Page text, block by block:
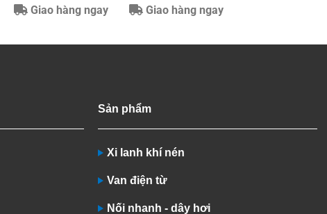
Giao hàng ngay
Giao hàng ngay
Sản phẩm
Xi lanh khí nén
Van điện từ
Nối nhanh - dây hơi